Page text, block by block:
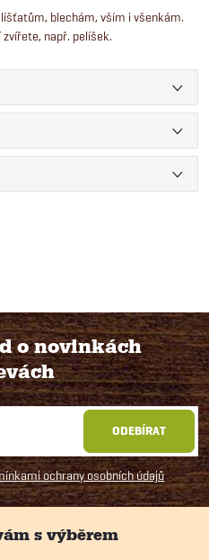
blechám, vším i všenkám.
např. pelíšek.
o novinkách
ochrany osobních údajů
ODEBÍRAT